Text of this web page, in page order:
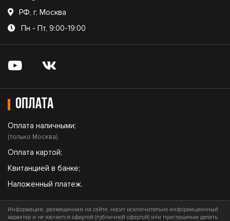
РФ, г. Москва
Пн - Пт, 9:00-19:00
Оплата
Оплата наличными;
(только Москва)
Оплата картой;
Квитанцией в банке;
Наложенный платеж.
Информация, размещенная на сайте, носит исключительно информационный
характер и не является офертой (публичной офертой) или приглашение делать